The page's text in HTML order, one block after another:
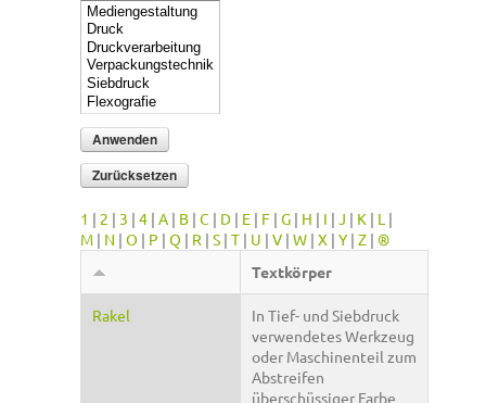
1 | 2 | 3 | 4 | A | B | C | D | E | F | G | H | I | J | K | L |
M | N | O | P | Q | R | S | T | U | V | W | X | Y | Z | ®
Textkörper
Rakel
In Tief- und Siebdruck
verwendetes Werkzeug
oder Maschinenteil zum
Abstreifen
überschüssiger Farbe